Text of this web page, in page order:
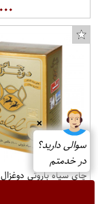
چای سیاه باروتی دوغزال 500 گرمی
❌
سوالی دارید؟
در خدمتم